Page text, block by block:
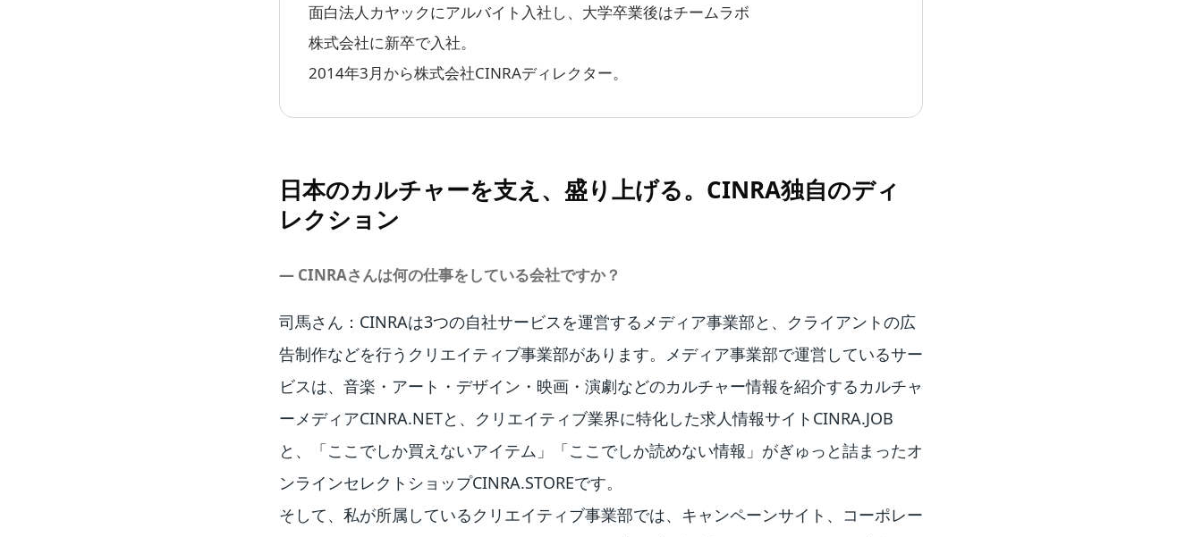
面白法人カヤックにアルバイト入社し、大学卒業後はチームラボ
株式会社に新卒で入社。
2014年3月から株式会社CINRAディレクター。
日本のカルチャーを支え、盛り上げる。CINRA独自のディ
レクション
― CINRAさんは何の仕事をしている会社ですか？
司馬さん：CINRAは3つの自社サービスを運営するメディア事業部と、クライアントの広
告制作などを行うクリエイティブ事業部があります。メディア事業部で運営しているサー
ビスは、音楽・アート・デザイン・映画・演劇などのカルチャー情報を紹介するカルチャ
ーメディアCINRA.NETと、クリエイティブ業界に特化した求人情報サイトCINRA.JOB
と、「ここでしか買えないアイテム」「ここでしか読めない情報」がぎゅっと詰まったオ
ンラインセレクトショップCINRA.STOREです。
そして、私が所属しているクリエイティブ事業部では、キャンペーンサイト、コーポレー